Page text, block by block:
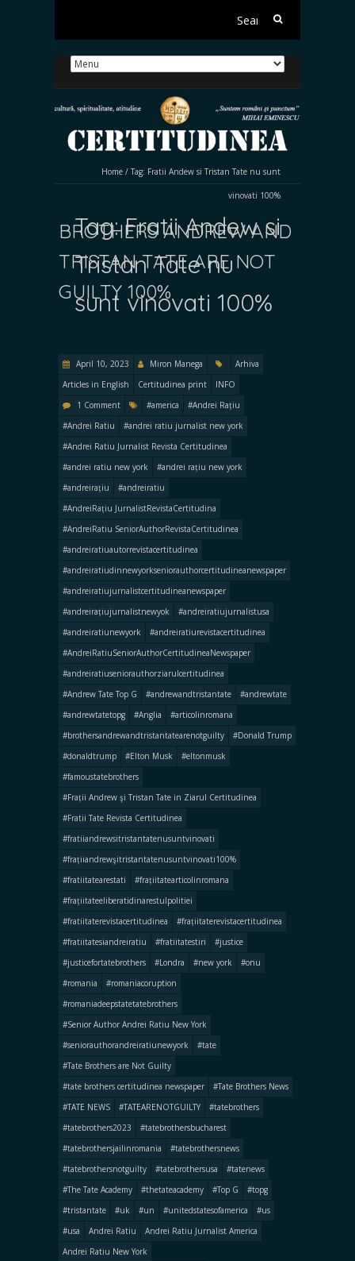
Search
Home / Tag: Fratii Andew si Tristan Tate nu sunt
vinovati 100%
Tag:Fratii Andew si
Tristan Tate nu
sunt vinovati 100%
BROTHERS ANDREW AND
TRISTAN TATE ARE NOT
GUILTY 100%
April 10, 2023 Miron Manega
Arhiva
Articles in English
Certitudinea print
INFO
1 Comment
#america
#Andrei Rațiu
#Andrei Ratiu
#andrei ratiu jurnalist new york
#Andrei Ratiu Jurnalist Revista Certitudinea
#andrei ratiu new york
#andrei rațiu new york
#andreirațiu
#andreiratiu
#AndreiRațiu JurnalistRevistaCertitudina
#AndreiRatiu SeniorAuthorRevistaCertitudinea
#andreiratiuautorrevistacertitudinea
#andreiratiudinnewyorkseniorauthorcertitudineanewspaper
#andreiratiujurnalistcertitudineanewspaper
#andreirațiujurnalistnewyok
#andreiratiujurnalistusa
#andreiratiunewyork
#andreiratiurevistacertitudinea
#AndreiRatiuSeniorAuthorCertitudineaNewspaper
#andreiratiuseniorauthorziarulcertitudinea
#Andrew Tate Top G
#andrewandtristantate
#andrewtate
#andrewtatetopg
#Anglia
#articolinromana
#brothersandrewandtristantatearenotguilty
#Donald Trump
#donaldtrump
#Elton Musk
#eltonmusk
#famoustatebrothers
#Frații Andrew şi Tristan Tate in Ziarul Certitudinea
#Fratii Tate Revista Certitudinea
#fratiiandrewsitristantatenusuntvinovati
#frațiiandrewşitristantatenusuntvinovati100%
#fratiitatearestati
#frațiitatearticolinromana
#frațiitateeliberatidinarestulpolitiei
#fratiitaterevistacertitudinea
#frațiitaterevistacertitudinea
#fratiitatesiandreiratiu
#fratiitatestiri
#justice
#justicefortatebrothers
#Londra #new york
#onu
#romania
#romaniacoruption
#romaniadeepstatetatebrothers
#Senior Author Andrei Ratiu New York
#seniorauthorandreiratiunewyork
#tate
#Tate Brothers are Not Guilty
#tate brothers certitudinea newspaper
#Tate Brothers News
#TATE NEWS
#TATEARENOTGUILTY
#tatebrothers
#tatebrothers2023
#tatebrothersbucharest
#tatebrothersjailinromania
#tatebrothersnews
#tatebrothersnotguilty
#tatebrothersusa
#tatenews
#The Tate Academy
#thetateacademy #Top G
#topg
#tristantate
#uk #un #unitedstatesofamerica
#us
#usa
Andrei Ratiu
Andrei Ratiu Jurnalist America
Andrei Ratiu New York